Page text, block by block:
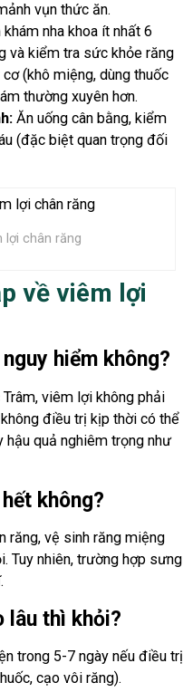
vụn thức ăn.
khám nha khoa ít nhất 6
và kiểm tra sức khỏe răng
(khô miệng, dùng thuốc
thường xuyên hơn.
Ăn uống cân bằng, kiểm
(đặc biệt quan trọng đối
lợi chân răng
về viêm lợi
hiểm không?
viêm lợi không phải
điều trị kịp thời có thể
hậu quả nghiêm trọng như
không?
răng, vệ sinh răng miệng
Tuy nhiên, trường hợp sưng
lâu thì khỏi?
trong 5-7 ngày nếu điều trị
cạo vôi răng).